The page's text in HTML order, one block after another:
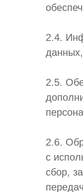
2.4.
2.5.
2.6.
с
сбор,